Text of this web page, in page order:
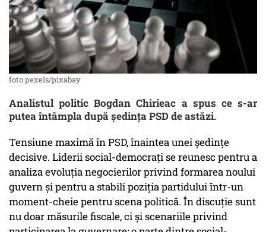
foto pexels/pixabay
Analistul politic Bogdan Chirieac a spus ce s-ar
putea întâmpla după ședința PSD de astăzi.
Tensiune maximă în PSD, înaintea unei ședințe
decisive. Liderii social-democrați se reunesc pentru a
analiza evoluția negocierilor privind formarea noului
guvern și pentru a stabili poziția partidului într-un
moment-cheie pentru scena politică. În discuție sunt
nu doar măsurile fiscale, ci și scenariile privind